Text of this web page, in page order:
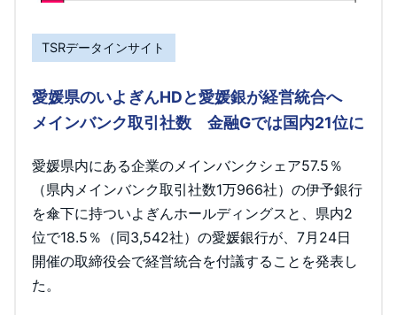
TSRデータインサイト
愛媛県のいよぎんHDと愛媛銀が経営統合へ
メインバンク取引社数 金融Gでは国内21位に
愛媛県内にある企業のメインバンクシェア57.5％
（県内メインバンク取引社数1万966社）の伊予銀行
を傘下に持ついよぎんホールディングスと、県内2
位で18.5％（同3,542社）の愛媛銀行が、7月24日
開催の取締役会で経営統合を付議することを発表し
た。